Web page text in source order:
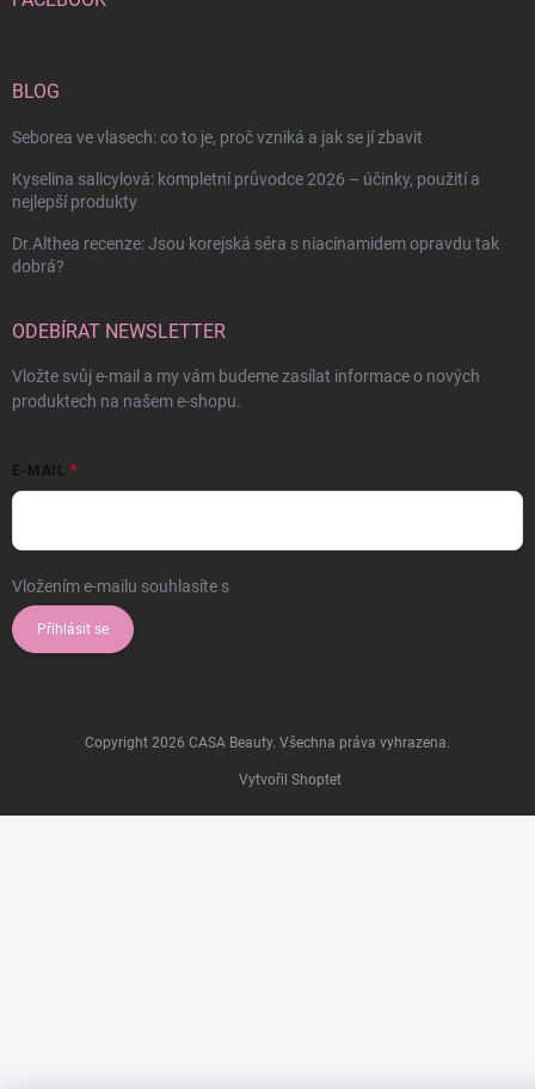
BLOG
Seborea ve vlasech: co to je, proč vzniká a jak se jí zbavit
Kyselina salicylová: kompletní průvodce 2026 – účinky, použití a
nejlepší produkty
Dr.Althea recenze: Jsou korejská séra s niacínamidem opravdu tak
dobrá?
ODEBÍRAT NEWSLETTER
Vložte svůj e-mail a my vám budeme zasílat informace o nových
produktech na našem e-shopu.
E-MAIL
Vložením e-mailu souhlasíte s
Přihlásit se
Vytvořil Shoptet
Copyright 2026 CASA Beauty. Všechna práva vyhrazena.